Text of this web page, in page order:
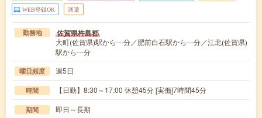
WEB登録OK 派遣
勤務地 佐賀県杵島郡
大町(佐賀県)駅から---分／肥前白石駅から---分／江北(佐賀県)
駅から---分
曜日頻度 週5日
時間 【日勤】8:30～17:00 休憩45分 [実働]7時間45分
期間 即日～長期